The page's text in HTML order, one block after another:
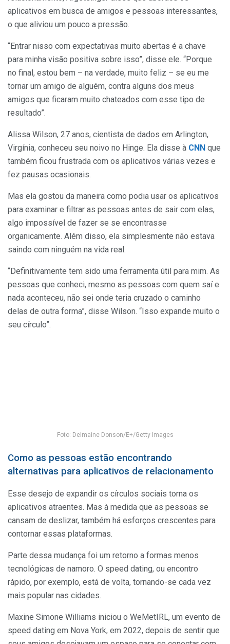
aplicativos em busca de amigos e pessoas interessantes,
o que aliviou um pouco a pressão.
“Entrar nisso com expectativas muito abertas é a chave
para minha visão positiva sobre isso”, disse ele. “Porque
no final, estou bem – na verdade, muito feliz – se eu me
tornar um amigo de alguém, contra alguns dos meus
amigos que ficaram muito chateados com esse tipo de
resultado”.
Alissa Wilson, 27 anos, cientista de dados em Arlington,
Virgínia, conheceu seu noivo no Hinge. Ela disse à CNN que
também ficou frustrada com os aplicativos várias vezes e
fez pausas ocasionais.
Mas ela gostou da maneira como podia usar os aplicativos
para examinar e filtrar as pessoas antes de sair com elas,
algo impossível de fazer se se encontrasse
organicamente. Além disso, ela simplesmente não estava
saindo com ninguém na vida real.
“Definitivamente tem sido uma ferramenta útil para mim. As
pessoas que conheci, mesmo as pessoas com quem saí e
nada aconteceu, não sei onde teria cruzado o caminho
delas de outra forma”, disse Wilson. “Isso expande muito o
seu círculo”.
Foto: Delmaine Donson/E+/Getty Images
Como as pessoas estão encontrando
alternativas para aplicativos de relacionamento
Esse desejo de expandir os círculos sociais torna os
aplicativos atraentes. Mas à medida que as pessoas se
cansam de deslizar, também há esforços crescentes para
contornar essas plataformas.
Parte dessa mudança foi um retorno a formas menos
tecnológicas de namoro. O speed dating, ou encontro
rápido, por exemplo, está de volta, tornando-se cada vez
mais popular nas cidades.
Maxine Simone Williams iniciou o WeMetIRL, um evento de
speed dating em Nova York, em 2022, depois de sentir que